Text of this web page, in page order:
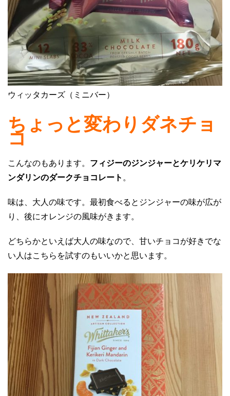
ウィッタカーズ（ミニバー）
ちょっと変わりダネチョ
コ
こんなのもあります。 フィジーのジンジャーとケリケリマ
ンダリンのダークチョコレート 。
味は、大人の味です。最初食べるとジンジャーの味が広が
り、後にオレンジの風味がきます。
どちらかといえば大人の味なので、甘いチョコが好きでな
い人はこちらを試すのもいいかと思います。